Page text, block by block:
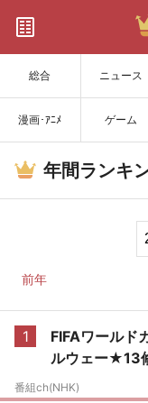
総合 ニュース
漫画･ｱﾆﾒ ゲーム
年間ランキ
前年
1
FIFAワールド
ルウェー★13
番組ch(NHK)